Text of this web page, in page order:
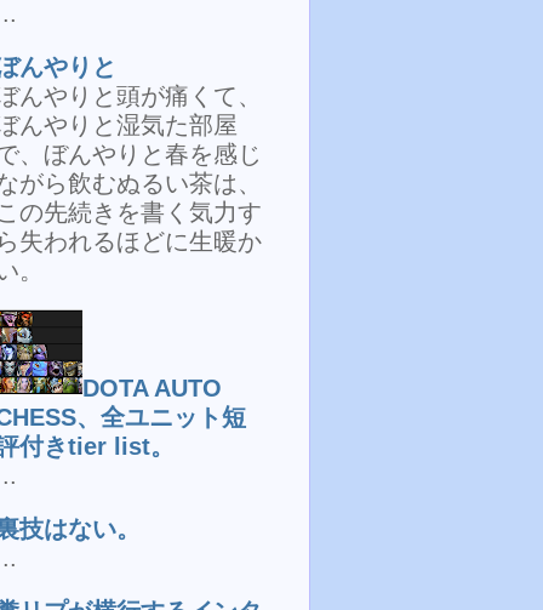
んやりと
んやりと頭が痛くて、
んやりと湿気た部屋
、ぼんやりと春を感じ
がら飲むぬるい茶は、
の先続きを書く気力す
失われるほどに生暖か
。
DOTA AUTO
、全ユニット短
付きtier list。
技はない。